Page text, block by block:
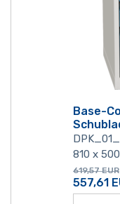
Base-
810 x
619,57 EUR
557,61